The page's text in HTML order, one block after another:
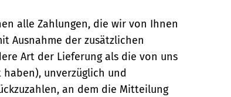
alle Zahlungen, die wir von Ihnen
Ausnahme der zusätzlichen
Art der Lieferung als die von uns
unverzüglich und
an dem die Mitteilung